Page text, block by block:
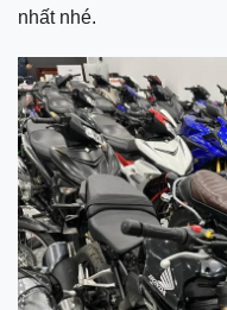
nhất nhé.